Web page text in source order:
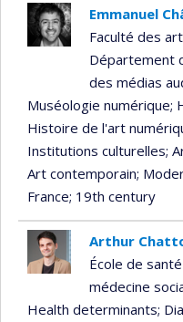
Emmanuel
Faculté des
Département
des médias
Muséologie numérique;
Histoire de l'art
Institutions culturelles;
Art contemporain;
France; 19th century
Arthur
École de
médecine
Health determinants;